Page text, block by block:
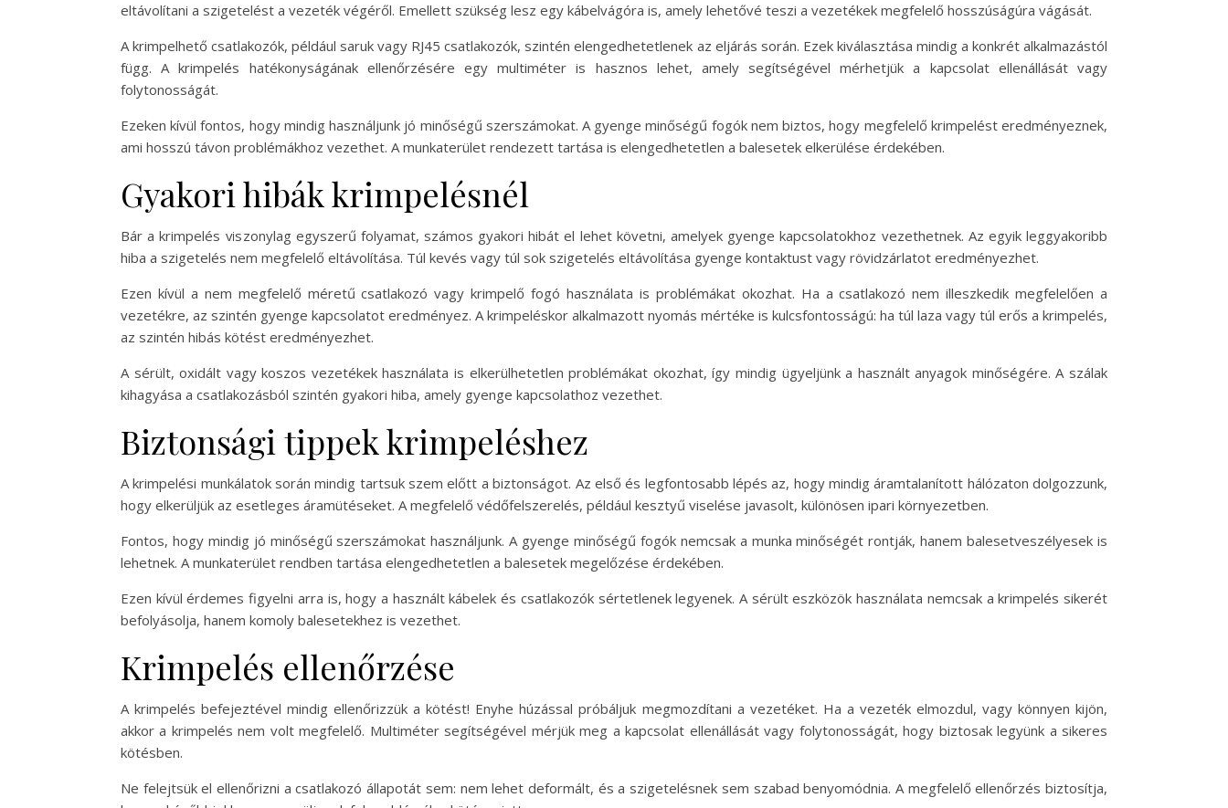
eltávolítani a szigetelést a vezeték végéről. Emellett szükség lesz egy kábelvágóra is, amely lehetővé teszi a vezetékek megfelelő hosszúságúra vágását.
A krimpelhető csatlakozók, például saruk vagy RJ45 csatlakozók, szintén elengedhetetlenek az eljárás során. Ezek kiválasztása mindig a konkrét alkalmazástól
függ. A krimpelés hatékonyságának ellenőrzésére egy multiméter is hasznos lehet, amely segítségével mérhetjük a kapcsolat ellenállását vagy
folytonosságát.
Ezeken kívül fontos, hogy mindig használjunk jó minőségű szerszámokat. A gyenge minőségű fogók nem biztos, hogy megfelelő krimpelést eredményeznek,
ami hosszú távon problémákhoz vezethet. A munkaterület rendezett tartása is elengedhetetlen a balesetek elkerülése érdekében.
Gyakori hibák krimpelésnél
Bár a krimpelés viszonylag egyszerű folyamat, számos gyakori hibát el lehet követni, amelyek gyenge kapcsolatokhoz vezethetnek. Az egyik leggyakoribb
hiba a szigetelés nem megfelelő eltávolítása. Túl kevés vagy túl sok szigetelés eltávolítása gyenge kontaktust vagy rövidzárlatot eredményezhet.
Ezen kívül a nem megfelelő méretű csatlakozó vagy krimpelő fogó használata is problémákat okozhat. Ha a csatlakozó nem illeszkedik megfelelően a
vezetékre, az szintén gyenge kapcsolatot eredményez. A krimpeléskor alkalmazott nyomás mértéke is kulcsfontosságú: ha túl laza vagy túl erős a krimpelés,
az szintén hibás kötést eredményezhet.
A sérült, oxidált vagy koszos vezetékek használata is elkerülhetetlen problémákat okozhat, így mindig ügyeljünk a használt anyagok minőségére. A szálak
kihagyása a csatlakozásból szintén gyakori hiba, amely gyenge kapcsolathoz vezethet.
Biztonsági tippek krimpeléshez
A krimpelési munkálatok során mindig tartsuk szem előtt a biztonságot. Az első és legfontosabb lépés az, hogy mindig áramtalanított hálózaton dolgozzunk,
hogy elkerüljük az esetleges áramütéseket. A megfelelő védőfelszerelés, például kesztyű viselése javasolt, különösen ipari környezetben.
Fontos, hogy mindig jó minőségű szerszámokat használjunk. A gyenge minőségű fogók nemcsak a munka minőségét rontják, hanem balesetveszélyesek is
lehetnek. A munkaterület rendben tartása elengedhetetlen a balesetek megelőzése érdekében.
Ezen kívül érdemes figyelni arra is, hogy a használt kábelek és csatlakozók sértetlenek legyenek. A sérült eszközök használata nemcsak a krimpelés sikerét
befolyásolja, hanem komoly balesetekhez is vezethet.
Krimpelés ellenőrzése
A krimpelés befejeztével mindig ellenőrizzük a kötést! Enyhe húzással próbáljuk megmozdítani a vezetéket. Ha a vezeték elmozdul, vagy könnyen kijön,
akkor a krimpelés nem volt megfelelő. Multiméter segítségével mérjük meg a kapcsolat ellenállását vagy folytonosságát, hogy biztosak legyünk a sikeres
kötésben.
Ne felejtsük el ellenőrizni a csatlakozó állapotát sem: nem lehet deformált, és a szigetelésnek sem szabad benyomódnia. A megfelelő ellenőrzés biztosítja,